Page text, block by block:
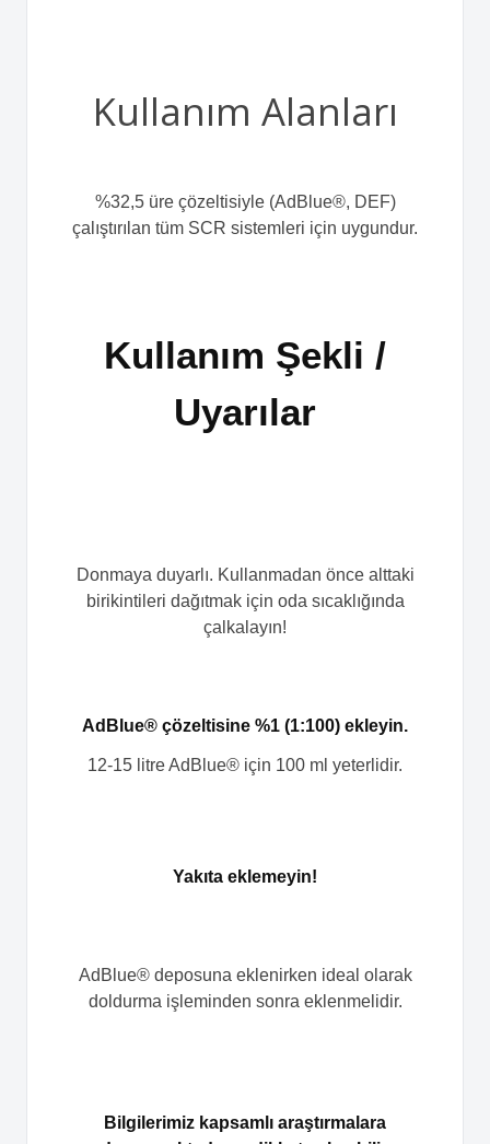
Kullanım Alanları
%32,5 üre çözeltisiyle (AdBlue®, DEF)
çalıştırılan tüm SCR sistemleri için uygundur.
Kullanım Şekli /
Uyarılar
Donmaya duyarlı. Kullanmadan önce alttaki
birikintileri dağıtmak için oda sıcaklığında
çalkalayın!
AdBlue® çözeltisine %1 (1:100) ekleyin.
12-15 litre AdBlue® için 100 ml yeterlidir.
Yakıta eklemeyin!
AdBlue® deposuna eklenirken ideal olarak
doldurma işleminden sonra eklenmelidir.
Bilgilerimiz kapsamlı araştırmalara